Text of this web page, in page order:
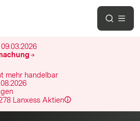
09.03.2026
mehr handelbar
Lanxess Aktien